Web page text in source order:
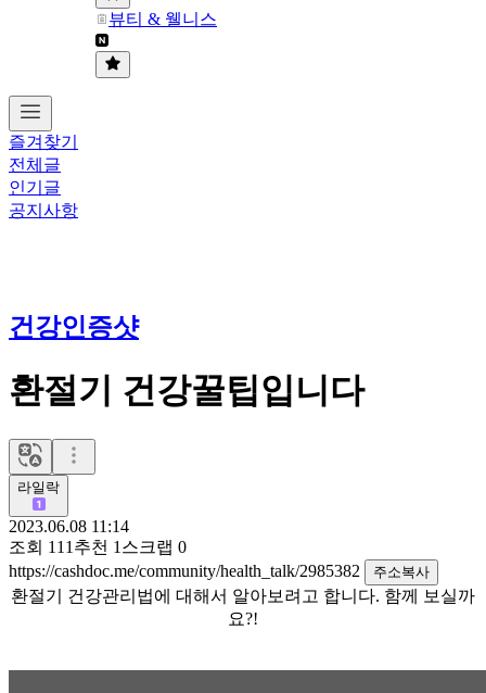
뷰티 & 웰니스
즐겨찾기
전체글
인기글
공지사항
건강인증샷
환절기 건강꿀팁입니다
라일락
2023.06.08 11:14
조회 111 추천 1 스크랩 0
https://cashdoc.me/community/health_talk/2985382
주소복사
환절기 건강관리법에 대해서 알아보려고 합니다. 함께 보실까
요?!